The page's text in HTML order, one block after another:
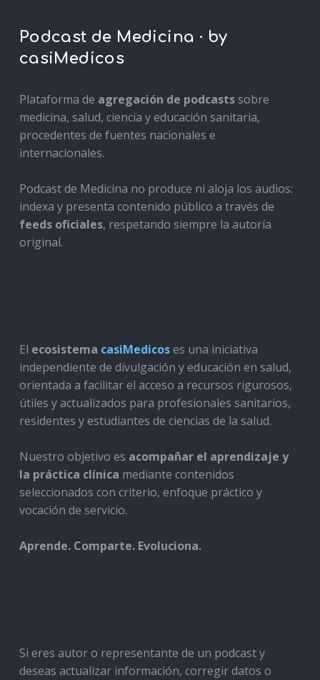
Podcast de Medicina · by
casiMedicos
Plataforma de agregación de podcastssobre
medicina, salud, ciencia y educación sanitaria,
procedentes de fuentes nacionales e
internacionales.
Podcast de Medicina no produce ni aloja los audios:
indexa y presenta contenido público a través de
feeds oficiales, respetando siempre la autoría
original.
El ecosistema casiMedicoses una iniciativa
independiente de divulgación y educación en salud,
orientada a facilitar el acceso a recursos rigurosos,
útiles y actualizados para profesionales sanitarios,
residentes y estudiantes de ciencias de la salud.
Nuestro objetivo es acompañar el aprendizaje y
la práctica clínica mediante contenidos
seleccionados con criterio, enfoque práctico y
vocación de servicio.
Aprende. Comparte. Evoluciona.
Si eres autor o representante de un podcast y
deseas actualizar información, corregir datos o